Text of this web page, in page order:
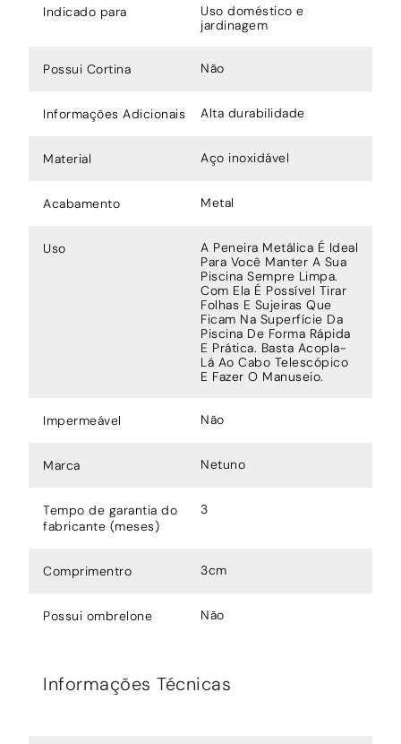
Indicado para
Uso doméstico e
jardinagem
Possui Cortina Não
Informações Adicionais Alta durabilidade
Material Aço inoxidável
Acabamento Metal
Uso
A Peneira Metálica É Ideal
Para Você Manter A Sua
Piscina Sempre Limpa.
Com Ela É Possível Tirar
Folhas E Sujeiras Que
Ficam Na Superfície Da
Piscina De Forma Rápida
E Prática. Basta Acopla-
Lá Ao Cabo Telescópico
E Fazer O Manuseio.
Impermeável Não
Marca Netuno
Tempo de garantia do
fabricante (meses)
3
Comprimentro 3cm
Possui ombrelone Não
Informações Técnicas